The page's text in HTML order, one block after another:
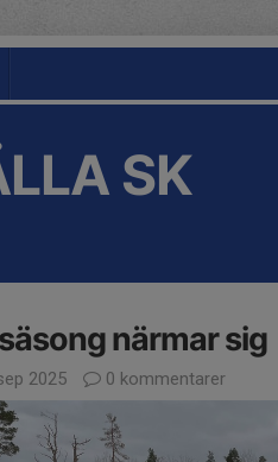
SK
närmar sig
2025 0 kommentarer